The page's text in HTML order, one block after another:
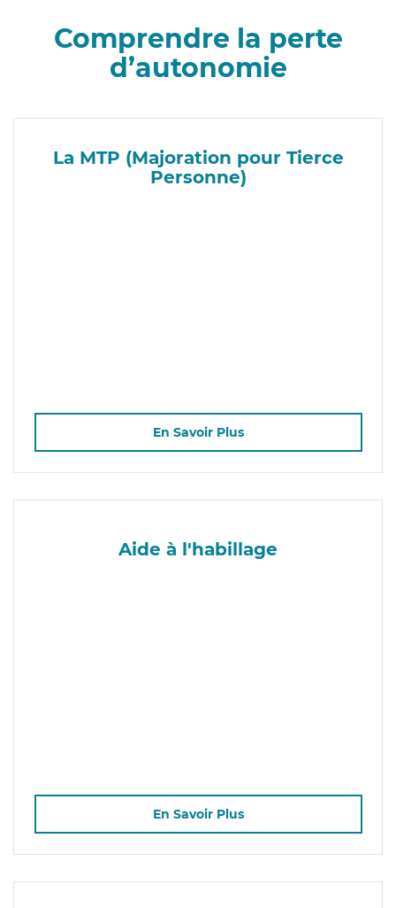
Comprendre la perte
d’autonomie
La MTP (Majoration pour Tierce
Personne)
En Savoir Plus
Aide à l'habillage
En Savoir Plus